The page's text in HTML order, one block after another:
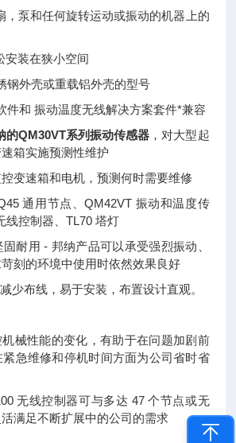
，泵和任何旋转运动或振动的机器上的
安装在狭小空间
钢外壳或重载铝外壳的型号
件和 振动温度无线解决方案套件*兼容
的QM30VT系列振动传感器 ，对大型起
箱实施预测性维护
变速箱和电机，预测何时需要维修
通用节点、QM42VT 振动和温度传
线控制器、TL70 塔灯
耐用 - 邦纳产品可以承受强烈振动、
刻的环境中使用时依然效果良好
少布线，易于安装，布置设计直观。
械性能的变化，有助于在问题加剧前
急维修和停机时间方面为公司省时省
无线控制器可与多达 47 个节点或无
满足不断扩展中的公司的需求